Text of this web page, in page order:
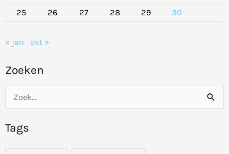
25
26 27 28 29 30
« jan okt »
Zoeken
e
k
Tags